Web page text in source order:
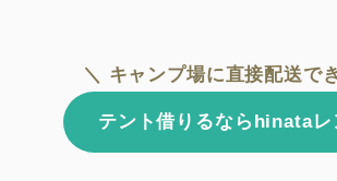
＼ キャンプ場に直接配送で
テント借りるならhinataレ